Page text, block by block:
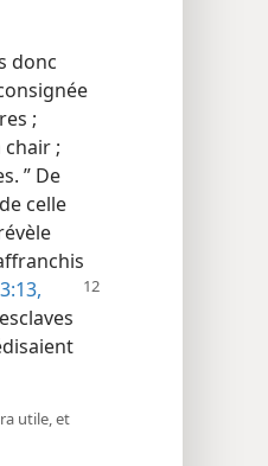
donc
;
chair ;
” De
celle
utile, et